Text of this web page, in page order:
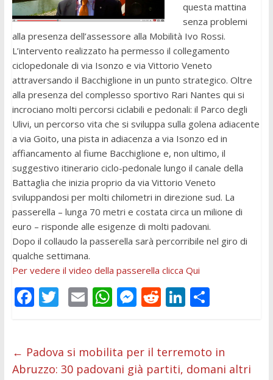
questa mattina
senza problemi
alla presenza dell’assessore alla Mobilità Ivo Rossi.
L’intervento realizzato ha permesso il collegamento
ciclopedonale di via Isonzo e via Vittorio Veneto
attraversando il Bacchiglione in un punto strategico. Oltre
alla presenza del complesso sportivo Rari Nantes qui si
incrociano molti percorsi ciclabili e pedonali: il Parco degli
Ulivi, un percorso vita che si sviluppa sulla golena adiacente
a via Goito, una pista in adiacenza a via Isonzo ed in
affiancamento al fiume Bacchiglione e, non ultimo, il
suggestivo itinerario ciclo-pedonale lungo il canale della
Battaglia che inizia proprio da via Vittorio Veneto
sviluppandosi per molti chilometri in direzione sud. La
passerella – lunga 70 metri e costata circa un milione di
euro – risponde alle esigenze di molti padovani.
Dopo il collaudo la passerella sarà percorribile nel giro di
qualche settimana.
Per vedere il video della passerella clicca Qui
F
b
T
er
E
l
W
s
M
e
R
di
Li
e
C
di
← Padova si mobilita per il terremoto in
Abruzzo: 30 padovani già partiti, domani altri